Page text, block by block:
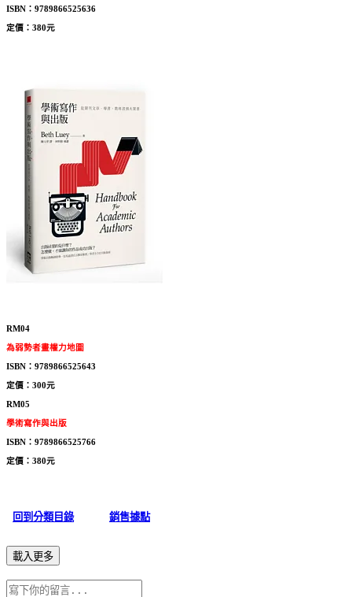
ISBN：9789866525636
定價：380元
RM04
為弱勢者畫權力地圖
ISBN：9789866525643
定價：300元
RM05
學術寫作與出版
ISBN：9789866525766
定價：380元
回到分類目錄 銷售據點
載入更多